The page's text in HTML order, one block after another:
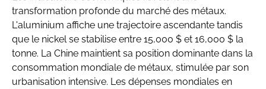
transformation profonde du marché des métaux.
L'aluminium affiche une trajectoire ascendante tandis
que le nickel se stabilise entre 15,000 $ et 16,000 $ la
tonne. La Chine maintient sa position dominante dans la
consommation mondiale de métaux, stimulée par son
urbanisation intensive. Les dépenses mondiales en